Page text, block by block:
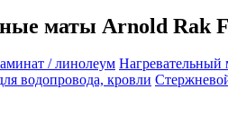
маты Arnold Rak
/ линолеум Нагревательный
водопровода, кровли